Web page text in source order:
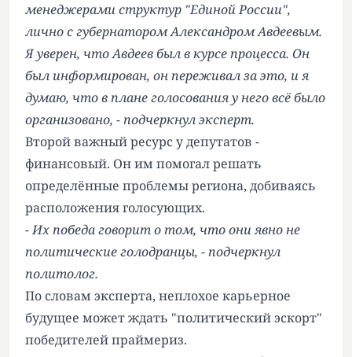
менеджерами структур "Единой России",
лично с губернатором Александром Авдеевым.
Я уверен, что Авдеев был в курсе процесса. Он
был информирован, он переживал за это, и я
думаю, что в плане голосования у него всё было
организовано, - подчеркнул эксперт.
Второй важный ресурс у депутатов -
финансовый. Он им помогал решать
определённые проблемы региона, добиваясь
расположения голосующих.
- Их победа говорит о том, что они явно не
политические голодранцы, - подчеркнул
политолог.
По словам эксперта, неплохое карьерное
будущее может ждать "политический эскорт"
победителей праймериз.